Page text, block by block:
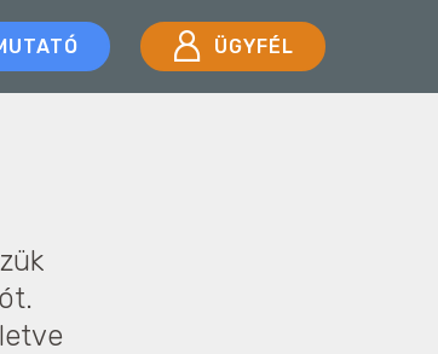
ÜGYFÉL